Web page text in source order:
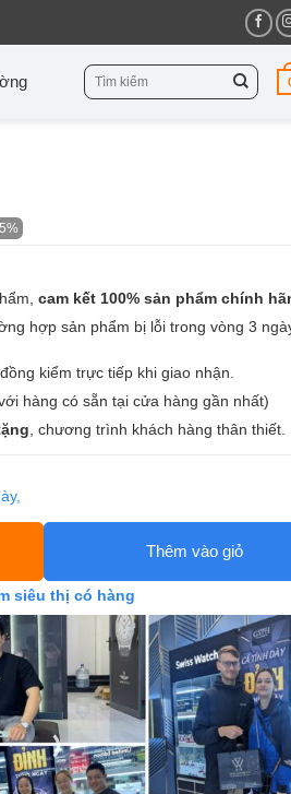
Tìm
kiếm:
cam kết 100% sản phẩm chính
hợp sản phẩm bị lỗi trong vòng 3
kiểm trực tiếp khi giao nhận.
hàng có sẵn tại cửa hàng gần nhất)
, chương trình khách hàng thân thiết.
Thêm vào giỏ
siêu thị có hàng